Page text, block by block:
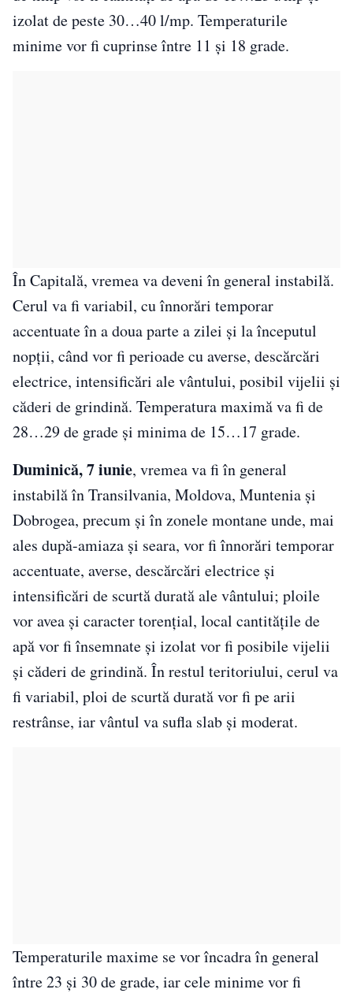
izolat de peste 30…40 l/mp. Temperaturile
minime vor fi cuprinse între 11 și 18 grade.
În Capitală, vremea va deveni în general instabilă.
Cerul va fi variabil, cu înnorări temporar
accentuate în a doua parte a zilei și la începutul
nopții, când vor fi perioade cu averse, descărcări
electrice, intensificări ale vântului, posibil vijelii și
căderi de grindină. Temperatura maximă va fi de
28…29 de grade și minima de 15…17 grade.
Duminică, 7 iunie, vremea va fi în general
instabilă în Transilvania, Moldova, Muntenia și
Dobrogea, precum și în zonele montane unde, mai
ales după-amiaza și seara, vor fi înnorări temporar
accentuate, averse, descărcări electrice și
intensificări de scurtă durată ale vântului; ploile
vor avea și caracter torențial, local cantitățile de
apă vor fi însemnate și izolat vor fi posibile vijelii
și căderi de grindină. În restul teritoriului, cerul va
fi variabil, ploi de scurtă durată vor fi pe arii
restrânse, iar vântul va sufla slab și moderat.
Temperaturile maxime se vor încadra în general
între 23 și 30 de grade, iar cele minime vor fi